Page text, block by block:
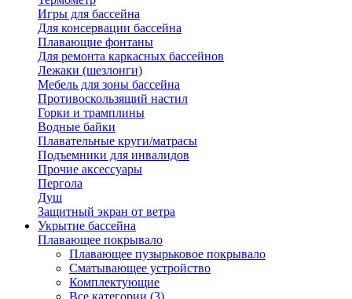
Игры для бассейна
Для консервации бассейна
Плавающие фонтаны
Для ремонта каркасных бассейнов
Лежаки (шезлонги)
Мебель для зоны бассейна
Противоскользящий настил
Горки и трамплины
Водные байки
Плавательные круги/матрасы
Подъемники для инвалидов
Прочие аксессуары
Пергола
Душ
Защитный экран от ветра
Укрытие бассейна
Плавающее покрывало
Плавающее пузырьковое покрывало
Сматывающее устройство
Комплектующие
Все категории (3)